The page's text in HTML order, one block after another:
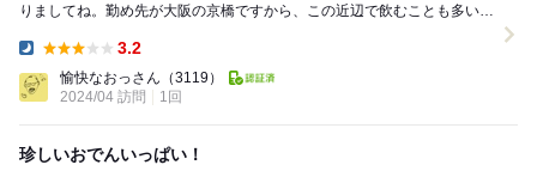
りましてね。勤め先が大阪の京橋ですから、この近辺で飲むことも多いん
3.2
愉快なおっさん （3119）
2024/04 訪問
1回
珍しいおでんいっぱい！